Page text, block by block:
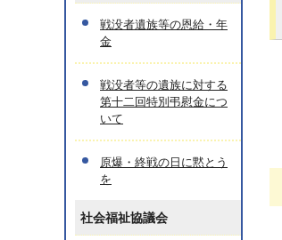
戦没者遺族等の恩給・年
金
戦没者等の遺族に対する
第十二回特別弔慰金につ
いて
原爆・終戦の日に黙とう
を
社会福祉協議会